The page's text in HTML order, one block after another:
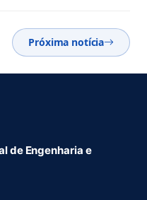
Próxima notícia
de Engenharia e